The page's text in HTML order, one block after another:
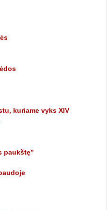
kuriame vyks XIV
paukštę”